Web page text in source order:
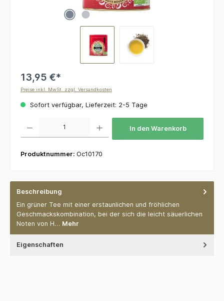
13,95 €*
Preise inkl. MwSt. zzgl. Versandkosten
Sofort verfügbar, Lieferzeit: 2-5 Tage
In den Warenkorb
Produktnummer: Oc10170
Beschreibung
Ein grüner Tee mit einer erstaunlichen und fröhlichen
Geschmackskombination, bei der sich die leicht säuerlichen
Noten von H… Mehr
Eigenschaften